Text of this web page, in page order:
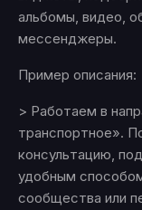
альбомы, видео,
мессенджеры.
Пример описания:
> Работаем в
транспортное».
консультацию,
удобным
сообщества или